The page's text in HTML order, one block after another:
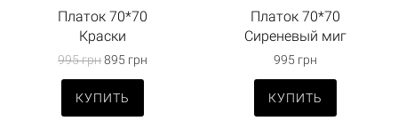
Платок 70*70
Краски
995 грн895 грн
КУПИТЬ
Платок 70*70
Сиреневый миг
995 грн
КУПИТЬ